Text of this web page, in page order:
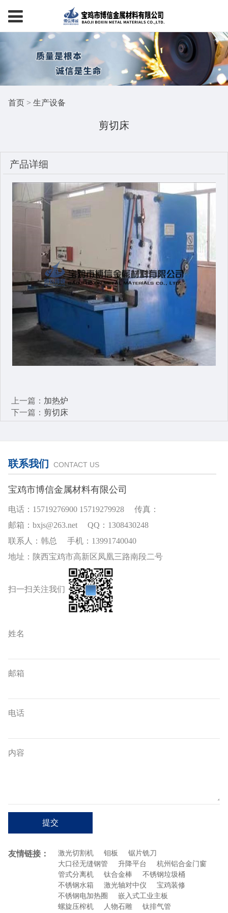
首页> 生产设备
剪切床
产品详细
上一篇： 加热炉
下一篇： 剪切床
联系我们 CONTACT US
宝鸡市博信金属材料有限公司
电话：15719276900 15719279928 传真：
邮箱：bxjs@263.net QQ：1308430248
联系人：韩总 手机：13991740040
地址：陕西宝鸡市高新区凤凰三路南段二号
扫一扫关注我们
姓名
邮箱
电话
内容
提交
友情链接： 激光切割机 钼板
锯片铣刀
大口径无缝钢管
升降平台
杭州铝合金门窗
管式分离机
钛合金棒
不锈钢垃圾桶
不锈钢水箱
激光轴对中仪
宝鸡装修
不锈钢电加热圈
嵌入式工业主板
螺旋压榨机
人物石雕 钛排气管